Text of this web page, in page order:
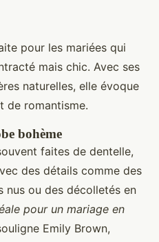
pour les mariées qui
mais chic. Avec ses
naturelles, elle évoque
de romantisme.
bohème
faites de dentelle,
des détails comme des
nus ou des décolletés en
pour un mariage en
Emily Brown,